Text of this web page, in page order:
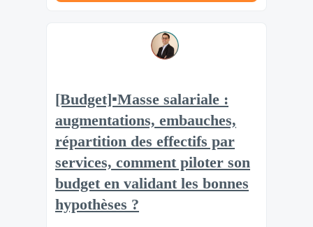
[Budget]▪️Masse salariale :
augmentations, embauches,
répartition des effectifs par
services, comment piloter son
budget en validant les bonnes
hypothèses ?